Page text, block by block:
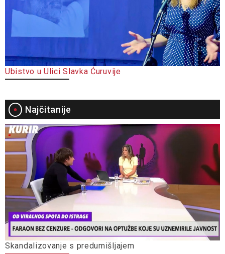
Ubistvo u Ulici Slavka Ćuruvije
Najčitanije
Skandalizovanje s predumišljajem